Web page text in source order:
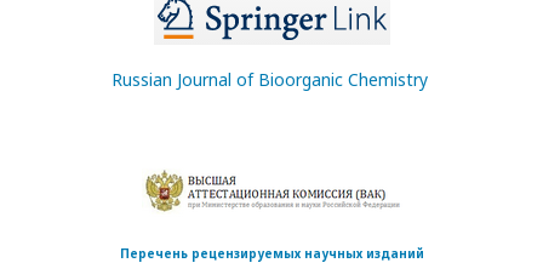
Russian Journal of Bioorganic Chemistry
Перечень рецензируемых научных изданий